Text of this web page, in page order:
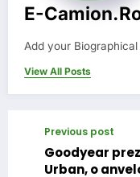
E-
Add your
View All Posts
Previous post
Goodyear
Urban, o